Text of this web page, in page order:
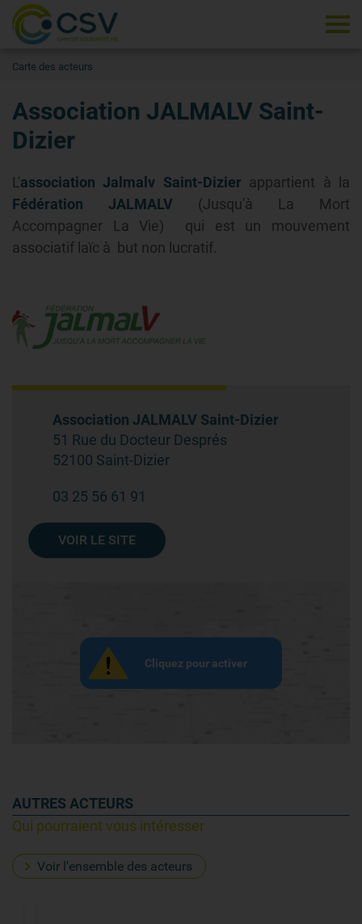
Carte des acteurs
Association JALMALV Saint-
Dizier
L'association Jalmalv Saint-Dizier appartient à la
Fédération JALMALV (Jusqu'à La Mort
Accompagner La Vie) qui est un mouvement
associatif laïc à but non lucratif.
Association JALMALV Saint-Dizier
51 Rue du Docteur Després
52100 Saint-Dizier
03 25 56 61 91
VOIR LE SITE
Cliquez pour activer
AUTRES ACTEURS
Qui pourraient vous intéresser
Voir l'ensemble des acteurs